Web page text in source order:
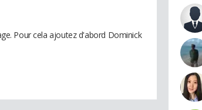
Pour cela ajoutez d'abord Dominick